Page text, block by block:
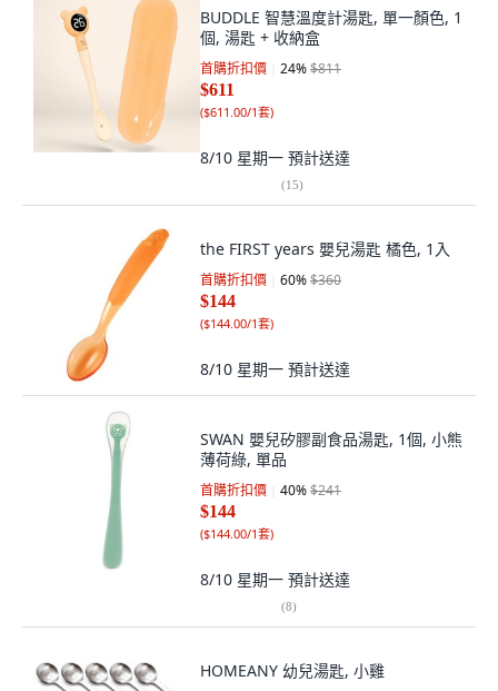
BUDDLE 智慧溫度計湯匙, 單一顏色, 1
個, 湯匙 + 收納盒
首購折扣價 24%$811
$611
($611.00/1套)
8/10 星期一 預計送達
(15)
the FIRST years 嬰兒湯匙 橘色, 1入
首購折扣價 60%$360
$144
($144.00/1套)
8/10 星期一 預計送達
SWAN 嬰兒矽膠副食品湯匙, 1個, 小熊
薄荷綠, 單品
首購折扣價 40%$241
$144
($144.00/1套)
8/10 星期一 預計送達
(8)
HOMEANY 幼兒湯匙, 小雞